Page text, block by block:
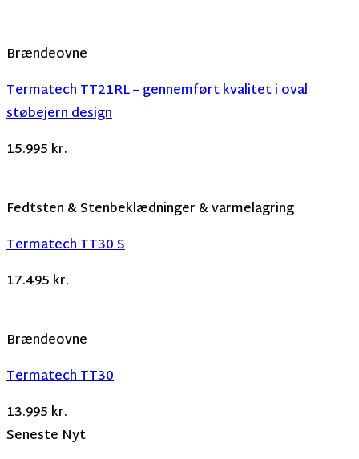
Brændeovne
Termatech TT21RL – gennemført kvalitet i oval
støbejern design
15.995 kr.
Fedtsten & Stenbeklædninger & varmelagring
Termatech TT30 S
17.495 kr.
Brændeovne
Termatech TT30
13.995 kr.
Seneste Nyt